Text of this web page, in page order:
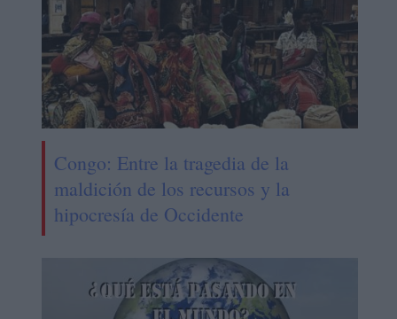
Congo: Entre la tragedia de la
maldición de los recursos y la
hipocresía de Occidente